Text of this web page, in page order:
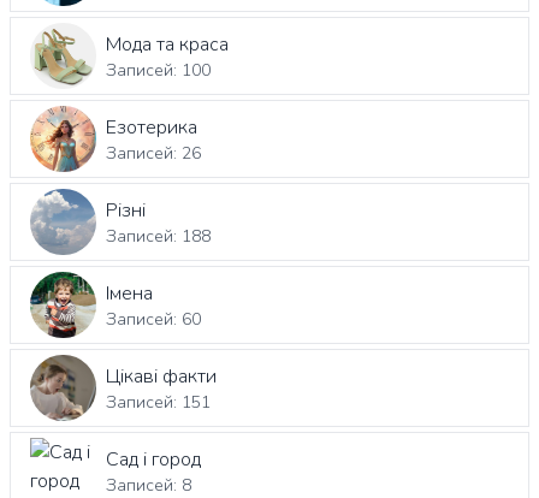
Мода та краса
Записей: 100
Езотерика
Записей: 26
Різні
Записей: 188
Імена
Записей: 60
Цікаві факти
Записей: 151
Сад і город
Записей: 8